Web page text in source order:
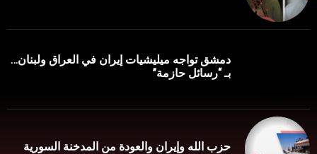
دمشق تواجه ميليشيات إيران في العراق ولبنان…
بـ “رسائل حازمة”
حزب الله وإيران والعودة من المدخنة السورية